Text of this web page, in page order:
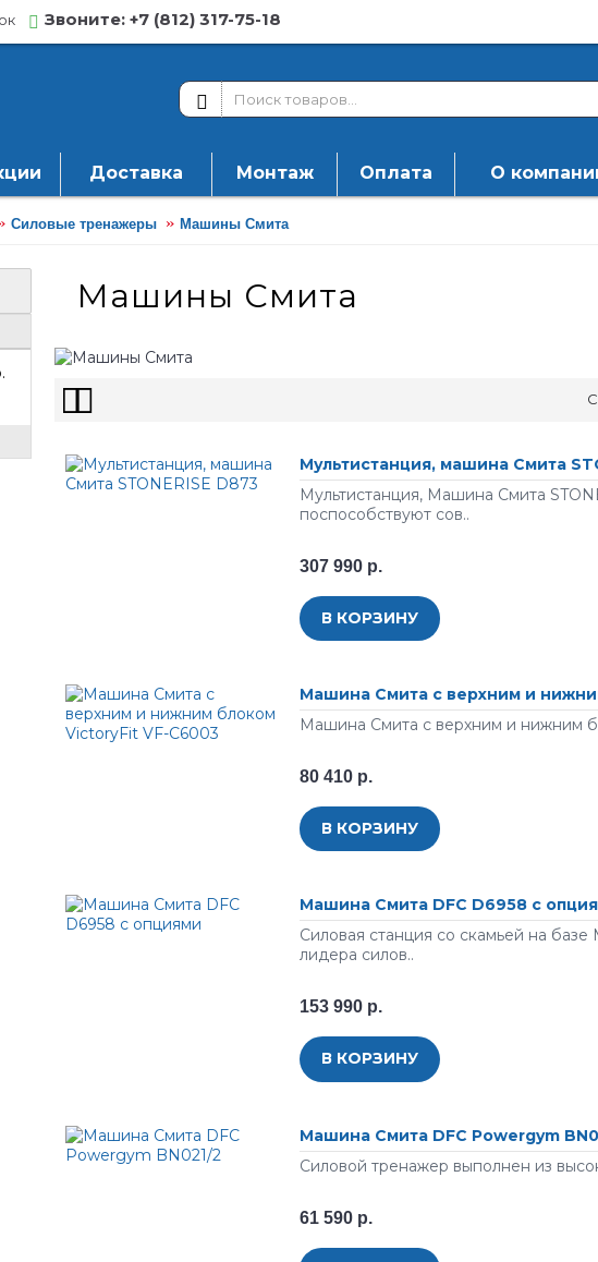
Звоните: +7 (812) 317-75-18
Доставка Монтаж Оплата О
Силовые тренажеры Машины Смита
Машины Смита
Мультистанция, машина Смита
Мультистанция, Машина Смита
поспособствуют сов..
307 990 р.
В КОРЗИНУ
Машина Смита c верхним и
Машина Смита c верхним и нижним
80 410 р.
В КОРЗИНУ
Машина Смита DFC D6958 с
Силовая станция со скамьей на
лидера силов..
153 990 р.
В КОРЗИНУ
Машина Смита DFC Powergym
Силовой тренажер выполнен из
61 590 р.